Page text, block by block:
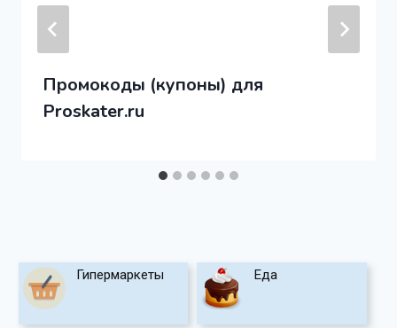
Промокоды (купоны) для
Proskater.ru
Гипермаркеты Еда